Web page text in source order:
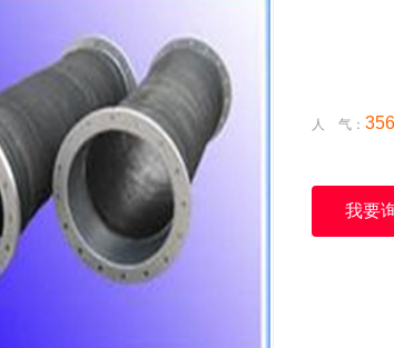
人 气： 356
我要